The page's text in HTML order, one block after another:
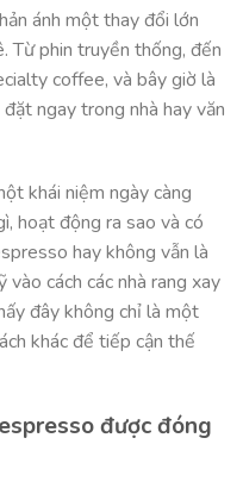
ánh một thay đổi lớn
Từ phin truyền thống, đến
coffee, và bây giờ là
ngay trong nhà hay văn
khái niệm ngày càng
hoạt động ra sao và có
hay không vẫn là
cách các nhà rang xay
đây không chỉ là một
khác để tiếp cận thế
được đóng